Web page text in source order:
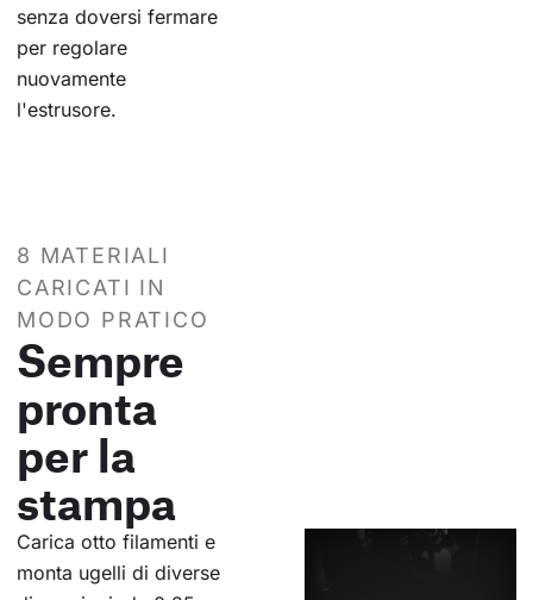
senza doversi fermare
per regolare
nuovamente
l'estrusore.
8 MATERIALI
CARICATI IN
MODO PRATICO
Sempre
pronta
per la
stampa
Carica otto filamenti e
monta ugelli di diverse